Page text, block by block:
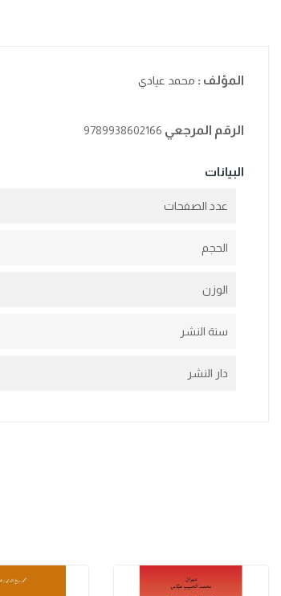
المؤلف : محمد عيادي
الرقم المرجعي 9789938602166
البيانات
عدد الصفحات
الحجم
الوزن
سنة النشر
دار النشر